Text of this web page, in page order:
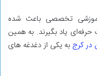
آموزشی تخصصی باعث شده
حرفه‌ای یاد بگیرند. به همین
در کرج به یکی از دغدغه ‌های